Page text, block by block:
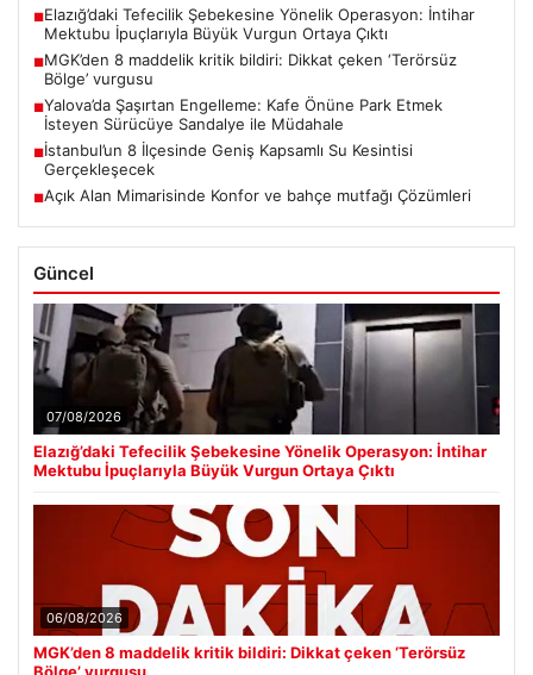
■Elazığ’daki Tefecilik Şebekesine Yönelik Operasyon: İntihar
Mektubu İpuçlarıyla Büyük Vurgun Ortaya Çıktı
■MGK’den 8 maddelik kritik bildiri: Dikkat çeken ‘Terörsüz
Bölge’ vurgusu
■Yalova’da Şaşırtan Engelleme: Kafe Önüne Park Etmek
İsteyen Sürücüye Sandalye ile Müdahale
■İstanbul’un 8 İlçesinde Geniş Kapsamlı Su Kesintisi
Gerçekleşecek
■Açık Alan Mimarisinde Konfor ve bahçe mutfağı Çözümleri
Güncel
07/08/2026
Elazığ’daki Tefecilik Şebekesine Yönelik Operasyon: İntihar
Mektubu İpuçlarıyla Büyük Vurgun Ortaya Çıktı
06/08/2026
MGK’den 8 maddelik kritik bildiri: Dikkat çeken ‘Terörsüz
Bölge’ vurgusu